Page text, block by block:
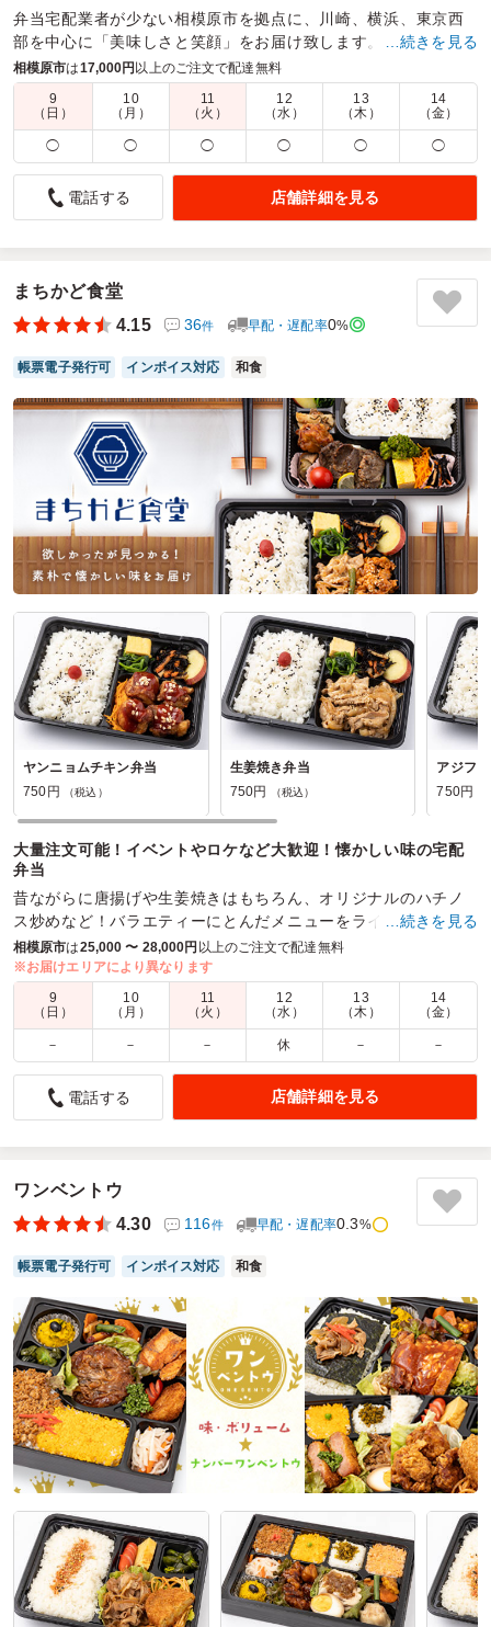
弁当宅配業者が少ない相模原市を拠点に、川崎、横浜、東京西
部を中心に「美味しさと笑顔」をお届け致します。
商品数： 21 締切日時： 1日前12:00 価格帯：
配達時間：
9:30～19:00
老人会向きで皆さん大好評でした。
5.0 弥栄長寿会
老人会の新年会用お弁当として注文しました。
彩りも良く、魚と煮物・野菜中心で、集った老人会の皆様に
また、何かの折りには利用したいと思います。有難うござい
ました。
ご利用シーン：懇親会›新年会
参加者の年齢：60代以上男女比：女性多め
神奈川県相模原市緑区大島
2026/01/29
グルメガーデンの口コミをもっと見る
…続きを見る
相模原市は17,000円以上のご注文で配達無料
9
（日）
10
（月）
11
（火）
12
（水）
13
（木）
14
（金）
◯ ◯ ◯ ◯ ◯ ◯
電話する 店舗詳細を見る
まちかど食堂
4.15
36件 早配・遅配率0%
帳票電子発行可 インボイス対応 和食
ヤンニョムチキン弁当
750円
（税込）
生姜焼き弁当
750円
（税込）
アジフ
750円
大量注文可能！イベントやロケなど大歓迎！懐かしい味の宅配
弁当
昔ながらに唐揚げや生姜焼きはもちろん、オリジナルのハチノ
ス炒めなど！バラエティーにとんだメニューをラインナップ！
メインを支える副菜も手作りで作っています
商品数： 33 締切日時： 1日前18:00 価格帯： 750円～1,190円
配達時間：
8:00～17:00
お弁当の見た目がよかった
5.0 裾野リトルシニア
見た目が良かった！
野球で大量注文でした！
ちょっと量が少ない感じがしたけど満足でした！
ご利用シーン：－
神奈川県相模原市緑区若柳2025/12/01
まちかど食堂の口コミをもっと見る
…続きを見る
相模原市は25,000 〜 28,000円 以上のご注文で配達無料
※お届けエリアにより異なります
9
（日）
10
（月）
11
（火）
12
（水）
13
（木）
14
（金）
－ － － 休 － －
電話する 店舗詳細を見る
ワンベントウ
4.30
116件 早配・遅配率0.3%
帳票電子発行可 インボイス対応 和食